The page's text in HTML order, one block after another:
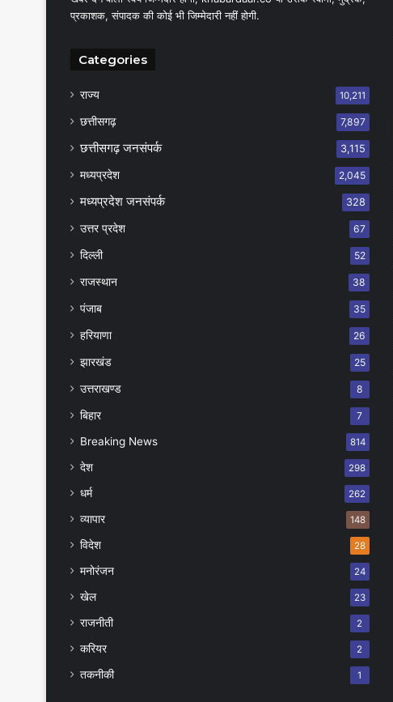
प्रकाशक, संपादक की कोई भी जिम्मेदारी नहीं होगी.
Categories
राज्य 10,211
छत्तीसगढ़ 7,897
छत्तीसगढ़ जनसंपर्क 3,115
मध्यप्रदेश 2,045
मध्यप्रदेश जनसंपर्क 328
उत्तर प्रदेश 67
दिल्ली 52
राजस्थान 38
पंजाब 35
हरियाणा 26
झारखंड 25
उत्तराखण्ड 8
बिहार 7
Breaking News 814
देश 298
धर्म 262
व्यापार 148
विदेश 28
मनोरंजन 24
खेल 23
राजनीती 2
करियर 2
तकनीकी 1